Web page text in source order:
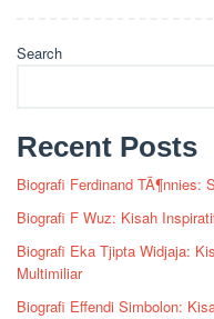
Search
Recent Posts
Biografi Ferdinand TÃ¶nnies:
Biografi F Wuz: Kisah
Biografi Eka Tjipta Widjaja:
Multimiliar
Biografi Effendi Simbolon: